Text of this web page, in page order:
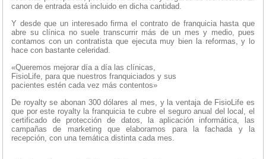
canon de entrada está incluido en dicha cantidad.
Y desde que un interesado firma el contrato de franquicia hasta que
abre su clínica no suele transcurrir más de un mes y medio, pues
contamos con un contratista que ejecuta muy bien la reformas, y lo
hace con bastante celeridad.
«Queremos mejorar día a día las clínicas,
FisioLife, para que nuestros franquiciados y sus
pacientes estén cada vez más contentos»
De royalty se abonan 300 dólares al mes, y la ventaja de FisioLife es
que por este royalty la franquicia te cubre el seguro anual del local, el
certificado de protección de datos, la aplicación informática, las
campañas de marketing que elaboramos para la fachada y la
recepción, con una temática distinta cada mes.